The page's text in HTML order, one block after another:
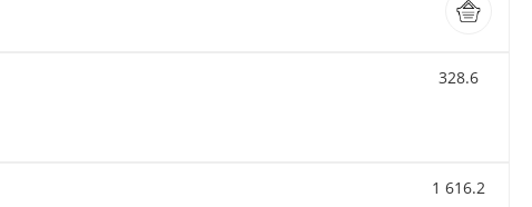
328.6
1 616.2